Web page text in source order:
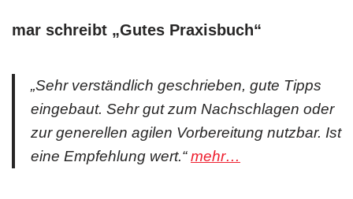
mar schreibt „Gutes Praxisbuch“
„Sehr verständlich geschrieben, gute Tipps
eingebaut. Sehr gut zum Nachschlagen oder
zur generellen agilen Vorbereitung nutzbar. Ist
eine Empfehlung wert.“mehr…